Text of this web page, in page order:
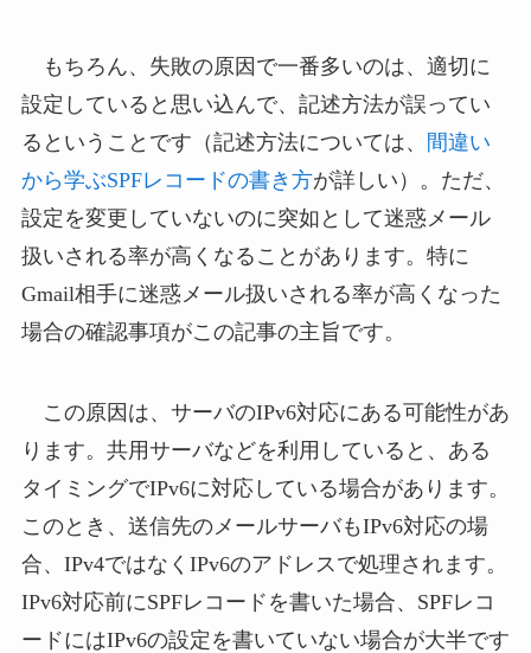
もちろん、失敗の原因で一番多いのは、適切に
設定していると思い込んで、記述方法が誤ってい
るということです（記述方法については、
間違い
から学ぶSPFレコードの書き方が詳しい）。ただ、
設定を変更していないのに突如として迷惑メール
扱いされる率が高くなることがあります。特に
Gmail相手に迷惑メール扱いされる率が高くなった
場合の確認事項がこの記事の主旨です。
この原因は、サーバのIPv6対応にある可能性があ
ります。共用サーバなどを利用していると、ある
タイミングでIPv6に対応している場合があります。
このとき、送信先のメールサーバもIPv6対応の場
合、IPv4ではなくIPv6のアドレスで処理されます。
IPv6対応前にSPFレコードを書いた場合、SPFレコ
ードにはIPv6の設定を書いていない場合が大半です